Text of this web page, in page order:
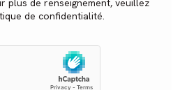
plus de renseignement, veuillez
de confidentialité.